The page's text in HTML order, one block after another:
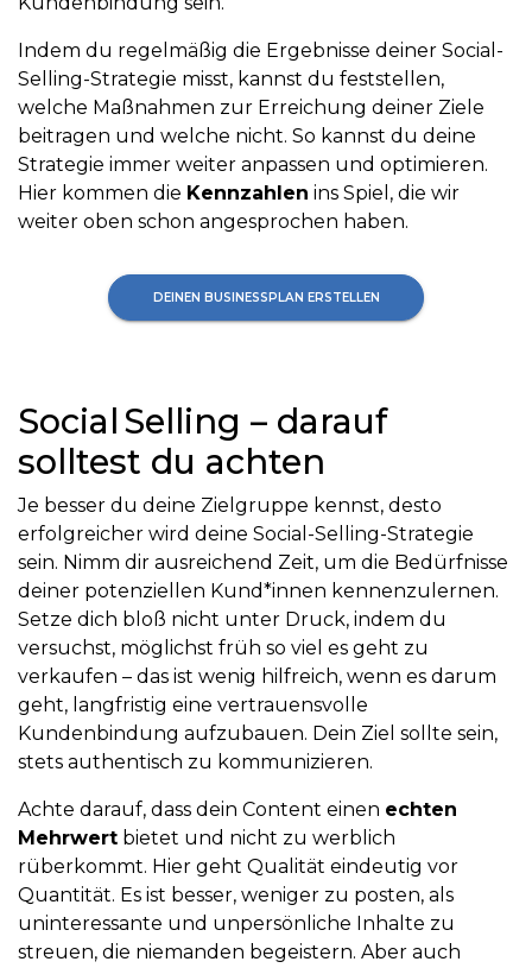
Indem du regelmäßig die Ergebnisse deiner Social-
Selling-Strategie misst, kannst du feststellen,
welche Maßnahmen zur Erreichung deiner Ziele
beitragen und welche nicht. So kannst du deine
Strategie immer weiter anpassen und optimieren.
Hier kommen die Kennzahlen ins Spiel, die wir
weiter oben schon angesprochen haben.
DEINEN BUSINESSPLAN ERSTELLEN
Social Selling – darauf
solltest du achten
Je besser du deine Zielgruppe kennst, desto
erfolgreicher wird deine Social-Selling-Strategie
sein. Nimm dir ausreichend Zeit, um die Bedürfnisse
deiner potenziellen Kund*innen kennenzulernen.
Setze dich bloß nicht unter Druck, indem du
versuchst, möglichst früh so viel es geht zu
verkaufen – das ist wenig hilfreich, wenn es darum
geht, langfristig eine vertrauensvolle
Kundenbindung aufzubauen. Dein Ziel sollte sein,
stets authentisch zu kommunizieren.
Achte darauf, dass dein Content einen echten
Mehrwert bietet und nicht zu werblich
rüberkommt. Hier geht Qualität eindeutig vor
Quantität. Es ist besser, weniger zu posten, als
uninteressante und unpersönliche Inhalte zu
streuen, die niemanden begeistern. Aber auch